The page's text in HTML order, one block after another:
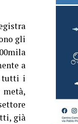
gli
a
tutti i
già